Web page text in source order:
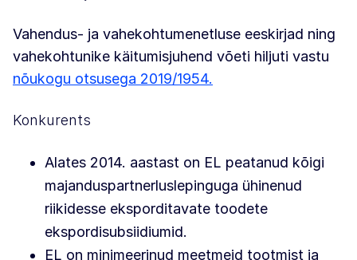
Vahendus- ja vahekohtumenetluse eeskirjad ning
vahekohtunike käitumisjuhend võeti hiljuti vastu
nõukogu otsusega 2019/1954.
Konkurents
Alates 2014. aastast on EL peatanud kõigi
majanduspartnerluslepinguga ühinenud
riikidesse eksporditavate toodete
ekspordisubsiidiumid.
EL on minimeerinud meetmeid tootmist ja